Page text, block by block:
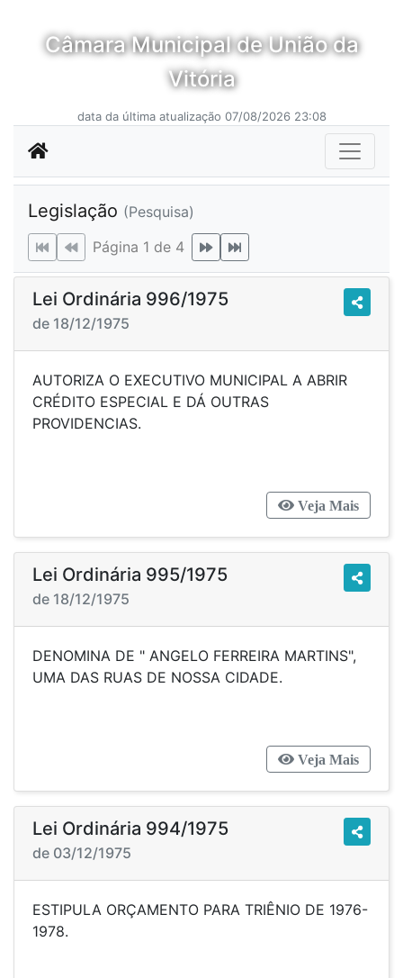
Câmara Municipal de União da
Vitória
data da última atualização 07/08/2026 23:08
Legislação (Pesquisa)
Página 1 de 4
Lei Ordinária 996/1975
de 18/12/1975
AUTORIZA O EXECUTIVO MUNICIPAL A ABRIR
CRÉDITO ESPECIAL E DÁ OUTRAS
PROVIDENCIAS.
Veja Mais
Lei Ordinária 995/1975
de 18/12/1975
DENOMINA DE " ANGELO FERREIRA MARTINS",
UMA DAS RUAS DE NOSSA CIDADE.
Veja Mais
Lei Ordinária 994/1975
de 03/12/1975
ESTIPULA ORÇAMENTO PARA TRIÊNIO DE 1976-
1978.